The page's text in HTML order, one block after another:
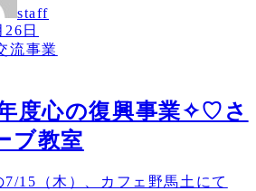
staff
日
流事業
度心の復興事業✧♡さ
ブ教室
15（木）、カフェ野馬土にて